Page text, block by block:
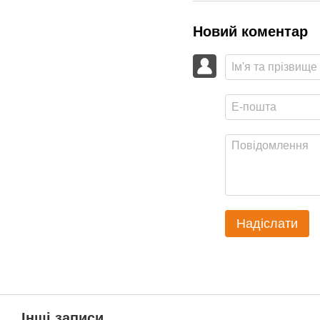
Новий коментар
Надіслати